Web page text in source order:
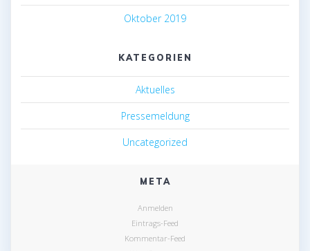
Oktober 2019
KATEGORIEN
Aktuelles
Pressemeldung
Uncategorized
META
Anmelden
Eintrags-Feed
Kommentar-Feed